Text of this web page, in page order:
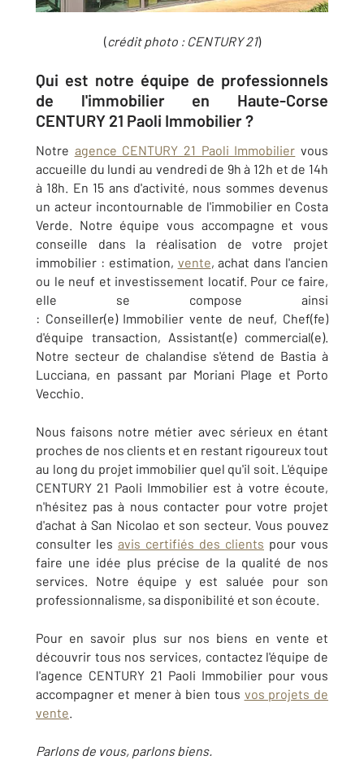
(crédit photo : CENTURY 21)
Qui est notre équipe de professionnels
de l'immobilier en Haute-Corse
CENTURY 21 Paoli Immobilier ?
Notre agence CENTURY 21 Paoli Immobilier vous
accueille du lundi au vendredi de 9h à 12h et de 14h
à 18h. En 15 ans d'activité, nous sommes devenus
un acteur incontournable de l'immobilier en Costa
Verde. Notre équipe vous accompagne et vous
conseille dans la réalisation de votre projet
immobilier : estimation, vente, achat dans l'ancien
ou le neuf et investissement locatif. Pour ce faire,
elle se compose ainsi
: Conseiller(e) Immobilier vente de neuf, Chef(fe)
d'équipe transaction, Assistant(e) commercial(e).
Notre secteur de chalandise s'étend de Bastia à
Lucciana, en passant par Moriani Plage et Porto
Vecchio.
Nous faisons notre métier avec sérieux en étant
proches de nos clients et en restant rigoureux tout
au long du projet immobilier quel qu'il soit. L'équipe
CENTURY 21 Paoli Immobilier est à votre écoute,
n'hésitez pas à nous contacter pour votre projet
d'achat à San Nicolao et son secteur. Vous pouvez
consulter les avis certifiés des clients pour vous
faire une idée plus précise de la qualité de nos
services. Notre équipe y est saluée pour son
professionnalisme, sa disponibilité et son écoute.
Pour en savoir plus sur nos biens en vente et
découvrir tous nos services, contactez l'équipe de
l'agence CENTURY 21 Paoli Immobilier pour vous
accompagner et mener à bien tous vos projets de
vente.
Parlons de vous, parlons biens.